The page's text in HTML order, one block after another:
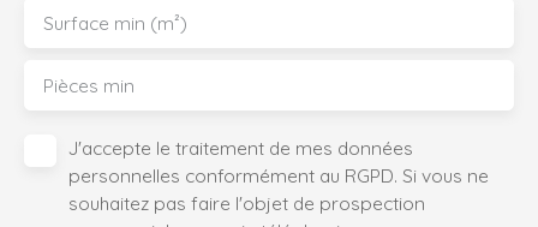
Surface min (m²)
Pièces min
J'accepte le traitement de mes données
personnelles conformément au RGPD. Si vous ne
souhaitez pas faire l'objet de prospection